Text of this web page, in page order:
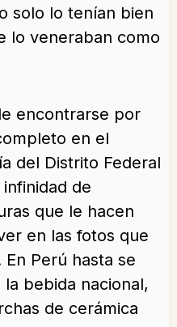
solo lo tenían bien
lo veneraban como
encontrarse por
en el
del Distrito Federal
de
que le hacen
en las fotos que
Perú hasta se
bebida nacional,
de cerámica